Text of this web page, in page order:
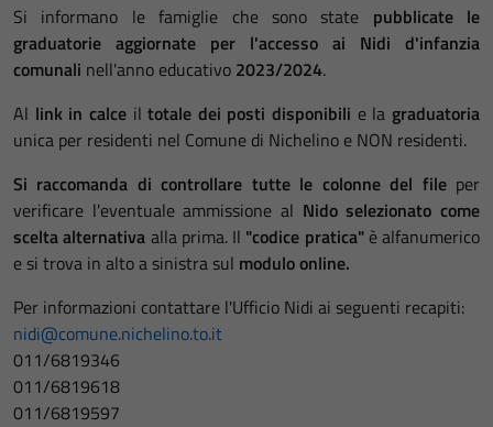
Si informano le famiglie che sono state pubblicate le
graduatorie aggiornate per l'accesso ai Nidi d'infanzia
comunali nell'anno educativo 2023/2024.
Al link in calceiltotale dei posti disponibili e la graduatoria
unica per residenti nel Comune di Nichelino e NON residenti.
Si raccomanda di controllare tutte le colonne del fileper
verificare l'eventuale ammissione al Nido selezionato come
scelta alternativa alla prima. Il "codice pratica"è alfanumerico
e si trova in alto a sinistra sul modulo online.
Per informazioni contattare l'Ufficio Nidi ai seguenti recapiti:
nidi@comune.nichelino.to.it
011/6819346
011/6819618
011/6819597